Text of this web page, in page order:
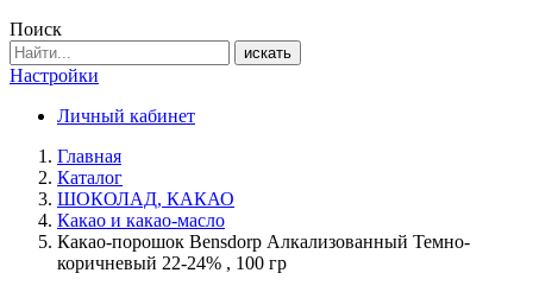
Поиск
искать
Настройки
Личный кабинет
Главная
Каталог
ШОКОЛАД, КАКАО
Какао и какао-масло
Какао-порошок Bensdorp Алкализованный Темно-
коричневый 22-24% , 100 гр